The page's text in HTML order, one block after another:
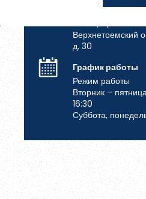
165521,
Верхнетоемский
д. 30
График работы
Режим работы
Вторник –
16:30
Суббота,
Восстановить пароль
Зарегистрироваться